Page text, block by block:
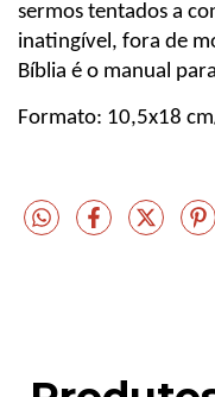
sermos tentados a
inatingível, fora de
Bíblia é o manual
Formato: 10,5x18